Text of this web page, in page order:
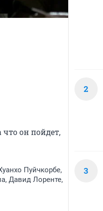
он пойдет,
Пуйчкорбе,
Давид Лоренте,
2
3